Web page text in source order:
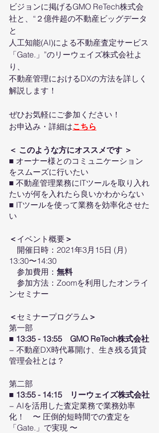
ビジョンに掲げるGMO ReTech株式会
社と、“２億件超の不動産ビッグデータ
と
人工知能(AI)による不動産査定サービス
「Gate.」”のリーウェイズ株式会社よ
り、
不動産管理におけるDXの方法を詳しく
解説します！
ぜひお気軽にご参加ください！
お申込み・詳細はこちら
＜ このような方にオススメです ＞
■ オーナー様とのコミュニケーション
をスムーズに行いたい
■ 不動産管理業務にITツールを取り入れ
たいが何を入れたら良いかわからない
■ ITツールを使って業務を効率化させた
い
＜ イベント概要 ＞
開催日時：2021年3月15日 (月)
13:30〜14:30
参加費用： 無料
参加方法：Zoomを利用したオンライ
ンセミナー
＜ セミナープログラム ＞
第一部
■ 13:35 - 13:55　GMO ReTech株式会社
− 不動産DX時代幕開け、生き残る賃貸
管理会社とは？
第二部
■ 13:55 - 14:15　リーウェイズ株式会社
− AIを活用した査定業務で業務効率
化！　〜 圧倒的短時間での査定を
「Gate.」で実現 〜